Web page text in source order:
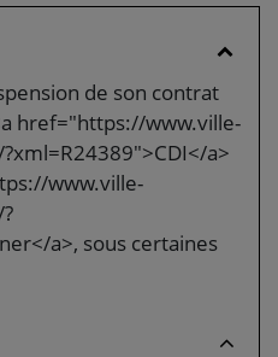
de son contrat
href="https://www.ville-
a>
www.ville-
a>, sous certaines